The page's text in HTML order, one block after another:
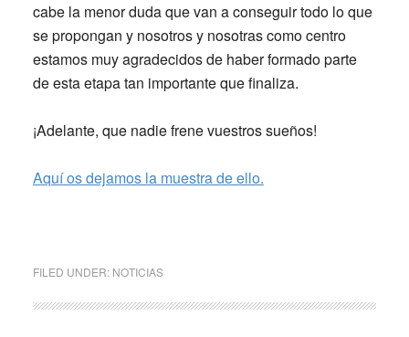
cabe la menor duda que van a conseguir todo lo que
se propongan y nosotros y nosotras como centro
estamos muy agradecidos de haber formado parte
de esta etapa tan importante que finaliza.
¡Adelante, que nadie frene vuestros sueños!
Aquí os dejamos la muestra de ello.
FILED UNDER: NOTICIAS